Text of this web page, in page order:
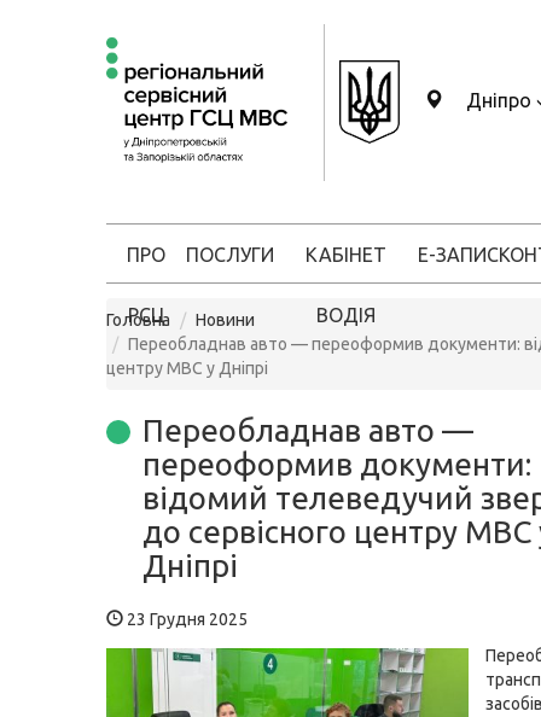
Дніпро
ПРО
РСЦ
ПОСЛУГИ КАБІНЕТ
ВОДІЯ
Е-ЗАПИС
Головна
Новини
Переобладнав авто — переоформив документи:
центру МВС у Дніпрі
Переобладнав авто —
переоформив документи:
відомий телеведучий
до сервісного центру МВС
Дніпрі
23 Грудня 2025